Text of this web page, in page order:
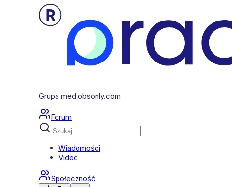
Grupa medjobsonly.com
Forum
Wiadomości
Video
Społeczność